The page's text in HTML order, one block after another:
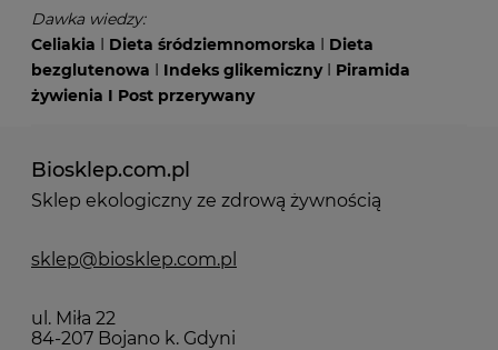
Dawka wiedzy:
Celiakia I Dieta śródziemnomorska I Dieta
bezglutenowa I Indeks glikemicznyI Piramida
żywienia I Post przerywany
Biosklep.com.pl
Sklep ekologiczny ze zdrową żywnością
sklep@biosklep.com.pl
ul. Miła 22
84-207 Bojano k. Gdyni